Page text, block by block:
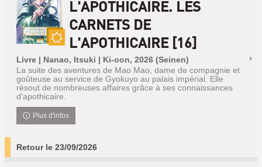
L'APOTHICAIRE. LES
CARNETS DE
L'APOTHICAIRE [16]
Livre | Nanao, Itsuki | Ki-oon, 2026 (Seinen)
La suite des aventures de Mao Mao, dame de compagnie et
goûteuse au service de Gyokuyo au palais impérial. Elle
résout de nombreuses affaires grâce à ses connaissances
d'apothicaire.
Plus d'infos
Retour le 23/09/2026